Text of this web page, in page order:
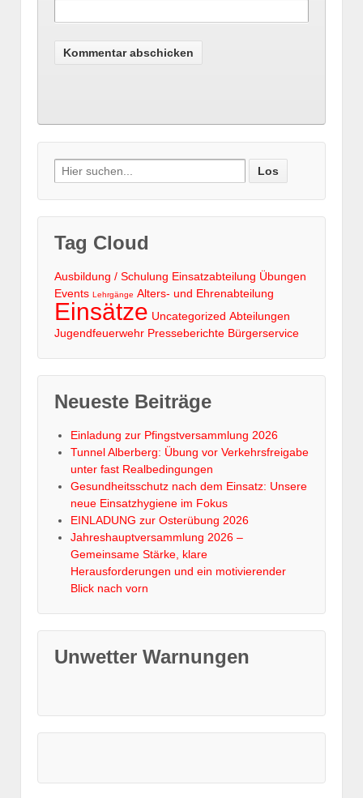
Search
for:
Tag Cloud
Ausbildung / Schulung Einsatzabteilung Übungen
Events Lehrgänge Alters- und Ehrenabteilung
Einsätze Uncategorized Abteilungen
Jugendfeuerwehr Presseberichte Bürgerservice
Neueste Beiträge
Einladung zur Pfingstversammlung 2026
Tunnel Alberberg: Übung vor Verkehrsfreigabe
unter fast Realbedingungen
Gesundheitsschutz nach dem Einsatz: Unsere
neue Einsatzhygiene im Fokus
EINLADUNG zur Osterübung 2026
Jahreshauptversammlung 2026 –
Gemeinsame Stärke, klare
Herausforderungen und ein motivierender
Blick nach vorn
Unwetter Warnungen